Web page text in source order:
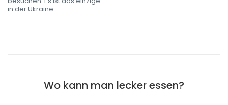
in der Ukraine
Wo kann man lecker essen?